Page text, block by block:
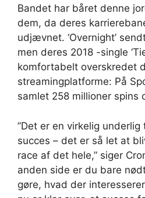
Bandet har båret denne
dem, da deres
udjævnet. ‘Overnight’
men deres 2018 -single
komfortabelt overskredet
streamingplatforme: På
samlet 258 millioner spins
”Det er en virkelig
succes – det er så let at
race af det hele,” siger
anden side er du bare
gøre, hvad der